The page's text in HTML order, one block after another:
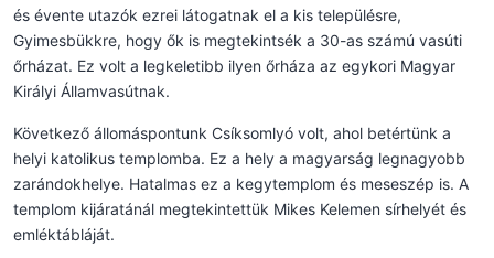
és évente utazók ezrei látogatnak el a kis településre,
Gyimesbükkre, hogy ők is megtekintsék a 30-as számú vasúti
őrházat. Ez volt a legkeletibb ilyen őrháza az egykori Magyar
Királyi Államvasútnak.
Következő állomáspontunk Csíksomlyó volt, ahol betértünk a
helyi katolikus templomba. Ez a hely a magyarság legnagyobb
zarándokhelye. Hatalmas ez a kegytemplom és meseszép is. A
templom kijáratánál megtekintettük Mikes Kelemen sírhelyét és
emléktábláját.